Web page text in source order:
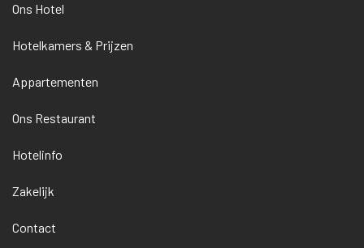
Ons Hotel
Hotelkamers & Prijzen
Appartementen
Ons Restaurant
Hotelinfo
Zakelijk
Contact